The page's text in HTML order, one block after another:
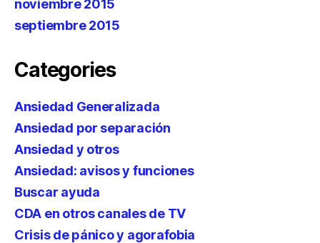
noviembre 2015
septiembre 2015
Categories
Ansiedad Generalizada
Ansiedad por separación
Ansiedad y otros
Ansiedad: avisos y funciones
Buscar ayuda
CDA en otros canales de TV
Crisis de pánico y agorafobia